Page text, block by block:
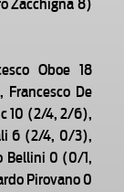
Oboe 18
De
10 (2/4, 2/6),
6 (2/4, 0/3),
Bellini 0 (0/1,
Pirovano 0